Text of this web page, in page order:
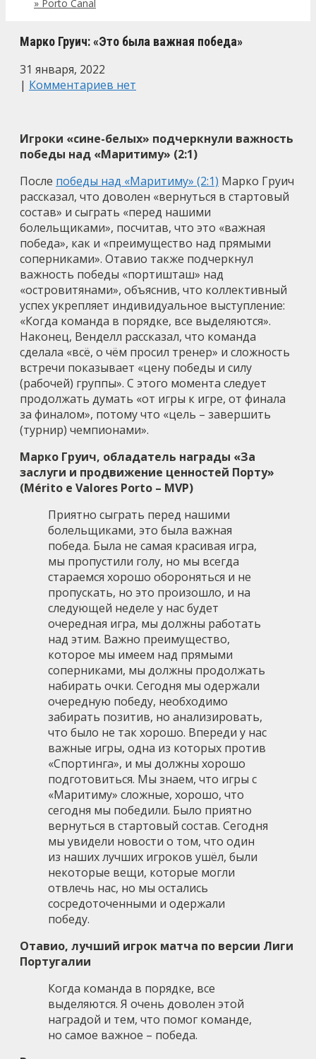
Porto Canal
Марко Груич: «Это была важная победа»
31 января, 2022
| Комментариев нет
Игроки «сине-белых» подчеркнули важность
победы над «Маритиму» (2:1)
После победы над «Маритиму» (2:1) Марко Груич
рассказал, что доволен «вернуться в стартовый
состав» и сыграть «перед нашими
болельщиками», посчитав, что это «важная
победа», как и «преимущество над прямыми
соперниками». Отавио также подчеркнул
важность победы «портишташ» над
«островитянами», объяснив, что коллективный
успех укрепляет индивидуальное выступление:
«Когда команда в порядке, все выделяются».
Наконец, Венделл рассказал, что команда
сделала «всё, о чём просил тренер» и сложность
встречи показывает «цену победы и силу
(рабочей) группы». С этого момента следует
продолжать думать «от игры к игре, от финала
за финалом», потому что «цель – завершить
(турнир) чемпионами».
Марко Груич, обладатель награды «За
заслуги и продвижение ценностей Порту»
(Mérito e Valores Porto – MVP)
Приятно сыграть перед нашими
болельщиками, это была важная
победа. Была не самая красивая игра,
мы пропустили голу, но мы всегда
стараемся хорошо обороняться и не
пропускать, но это произошло, и на
следующей неделе у нас будет
очередная игра, мы должны работать
над этим. Важно преимущество,
которое мы имеем над прямыми
соперниками, мы должны продолжать
набирать очки. Сегодня мы одержали
очередную победу, необходимо
забирать позитив, но анализировать,
что было не так хорошо. Впереди у нас
важные игры, одна из которых против
«Спортинга», и мы должны хорошо
подготовиться. Мы знаем, что игры с
«Маритиму» сложные, хорошо, что
сегодня мы победили. Было приятно
вернуться в стартовый состав. Сегодня
мы увидели новости о том, что один
из наших лучших игроков ушёл, были
некоторые вещи, которые могли
отвлечь нас, но мы остались
сосредоточенными и одержали
победу.
Отавио, лучший игрок матча по версии Лиги
Португалии
Когда команда в порядке, все
выделяются. Я очень доволен этой
наградой и тем, что помог команде,
но самое важное – победа.